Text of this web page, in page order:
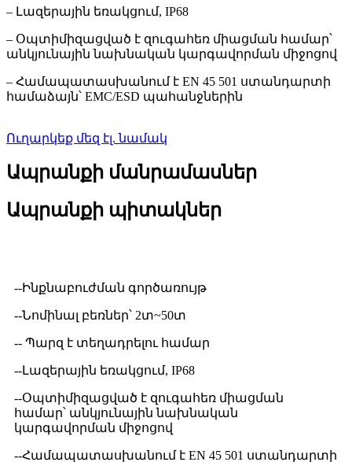
– Լազերային եռակցում, IP68
– Օպտիմիզացված է զուգահեռ միացման համար՝
անկյունային նախնական կարգավորման միջոցով
– Համապատասխանում է EN 45 501 ստանդարտի
համաձայն՝ EMC/ESD պահանջներին
Ուղարկեք մեզ էլ. նամակ
Ապրանքի մանրամասներ
Ապրանքի պիտակներ
--Ինքնաբուժման գործառույթ
--Նոմինալ բեռներ՝ 2տ~50տ
-- Պարզ է տեղադրելու համար
--Լազերային եռակցում, IP68
--Օպտիմիզացված է զուգահեռ միացման
համար՝ անկյունային նախնական
կարգավորման միջոցով
--Համապատասխանում է EN 45 501 ստանդարտի